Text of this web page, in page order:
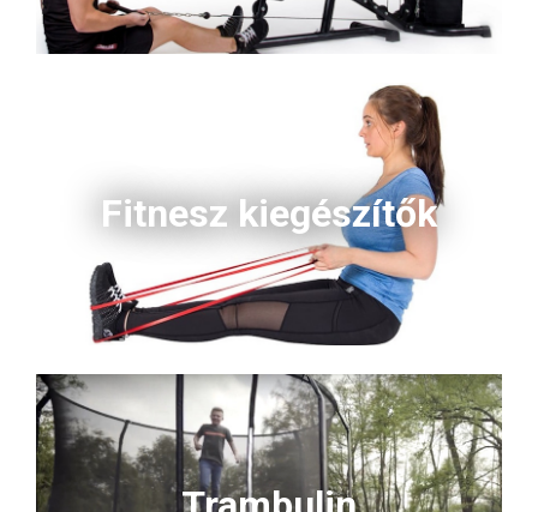
Fitnesz kiegészítők